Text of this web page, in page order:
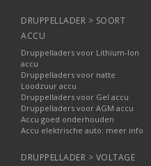
DRUPPELLADER > SOORT
ACCU
Druppelladers voor Lithium-Ion
accu
Druppelladers voor natte
Loodzuur accu
Druppelladers voor Gel accu
Druppelladers voor AGM accu
Accu goed onderhouden
Accu elektrische auto: meer info
DRUPPELLADER > VOLTAGE